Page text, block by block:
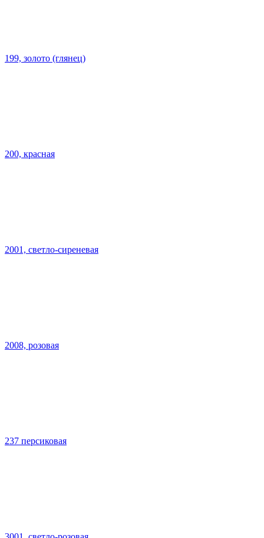
199, золото (глянец)
200, красная
2001, светло-сиреневая
2008, розовая
237 персиковая